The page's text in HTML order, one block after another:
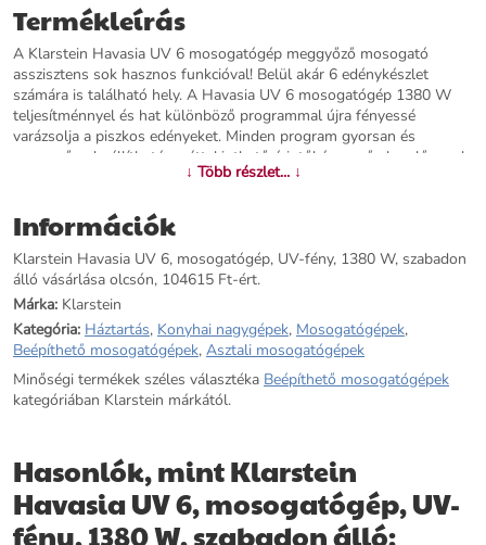
Termékleírás
A Klarstein Havasia UV 6 mosogatógép meggyőző mosogató
asszisztens sok hasznos funkcióval! Belül akár 6 edénykészlet
számára is található hely. A Havasia UV 6 mosogatógép 1380 W
teljesítménnyel és hat különböző programmal újra fényessé
varázsolja a piszkos edényeket. Minden program gyorsan és
egyszerűen beállítható az áttekinthető érintőképernyős kezelőpanel
segítségével. Automatikus ajtónyitással és beépített UV-fénnyel a
mindennapjait. A beépített tartó a bor- vagy pezsgőspoharak
tisztítását is megkönnyíti. A Havasia UV 6 mosogatógép beépíthető
készülékként vagy asztali mosogatógépként is használható.
További információk>>
↓ Több részlet... ↓
Információk
Klarstein Havasia UV 6, mosogatógép, UV-fény, 1380 W, szabadon
álló vásárlása olcsón, 104615 Ft-ért.
Márka: Klarstein
Kategória: Háztartás, Konyhai nagygépek, Mosogatógépek,
Beépíthető mosogatógépek, Asztali mosogatógépek
Minőségi termékek széles választéka Beépíthető mosogatógépek
kategóriában Klarstein márkától.
Hasonlók, mint Klarstein
Havasia UV 6, mosogatógép, UV-
fény, 1380 W, szabadon álló: